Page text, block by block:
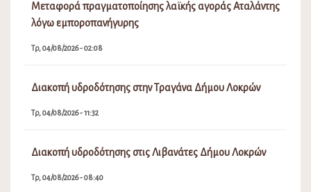
Μεταφορά πραγματοποίησης λαϊκής αγοράς Αταλάντης
λόγω εμποροπανήγυρης
Τρ, 04/08/2026 - 02:08
Διακοπή υδροδότησης στην Τραγάνα Δήμου Λοκρών
Τρ, 04/08/2026 - 11:32
Διακοπή υδροδότησης στις Λιβανάτες Δήμου Λοκρών
Τρ, 04/08/2026 - 08:40